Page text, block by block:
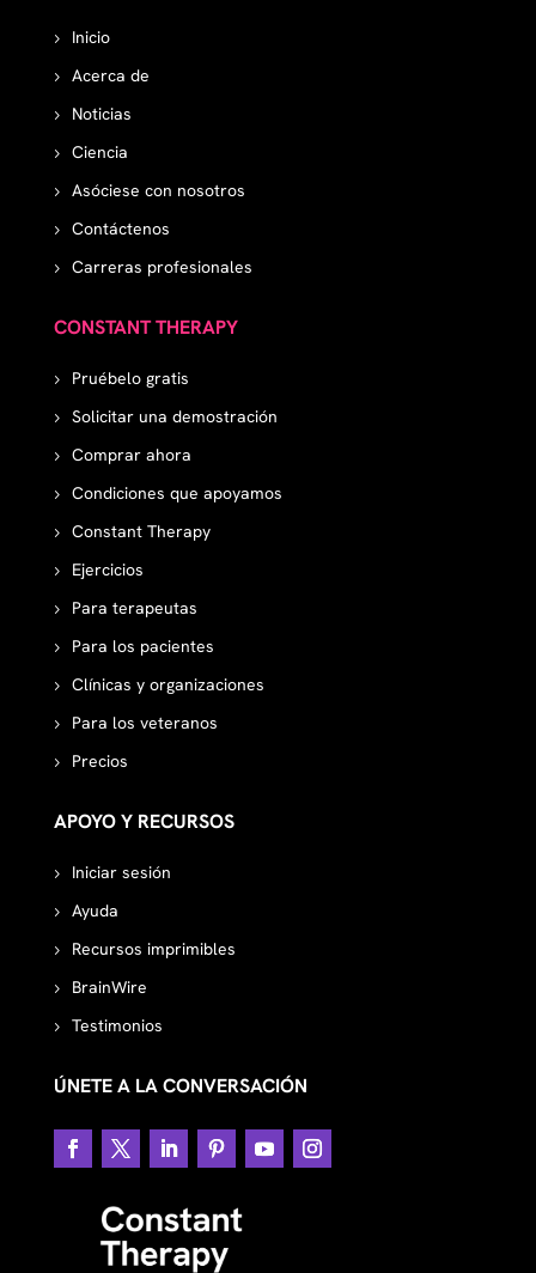
Inicio
Acerca de
Noticias
Ciencia
Asóciese con nosotros
Contáctenos
Carreras profesionales
CONSTANT THERAPY
Pruébelo gratis
Solicitar una demostración
Comprar ahora
Condiciones que apoyamos
Constant Therapy
Ejercicios
Para terapeutas
Para los pacientes
Clínicas y organizaciones
Para los veteranos
Precios
APOYO Y RECURSOS
Iniciar sesión
Ayuda
Recursos imprimibles
BrainWire
Testimonios
ÚNETE A LA CONVERSACIÓN